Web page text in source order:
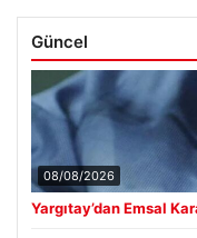
Güncel
08/08/2026
Yargıtay’dan Emsal